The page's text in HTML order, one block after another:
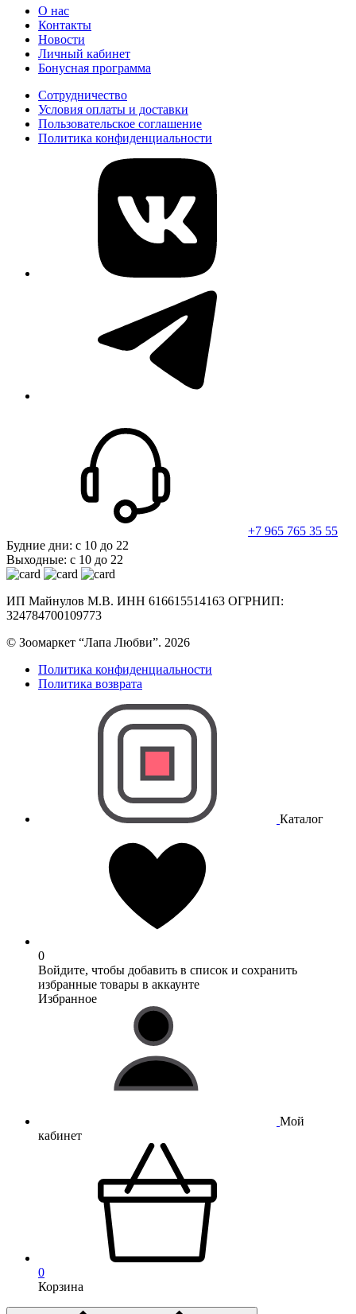
О нас
Контакты
Новости
Личный кабинет
Бонусная программа
Сотрудничество
Условия оплаты и доставки
Пользовательское соглашение
Политика конфиденциальности
+7 965 765 35 55
Будние дни: с 10 до 22
Выходные: с 10 до 22
ИП Майнулов М.В. ИНН 616615514163 ОГРНИП:
324784700109773
© Зоомаркет “Лапа Любви”. 2026
Политика конфиденциальности
Политика возврата
Каталог
0
Войдите, чтобы добавить в список и сохранить
избранные товары в аккаунте
Избранное
Мой
кабинет
0
Корзина